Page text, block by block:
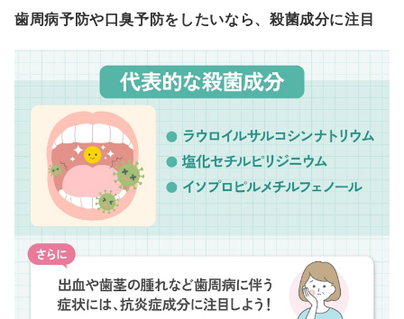
歯周病予防や口臭予防をしたいなら、殺菌成分に注目